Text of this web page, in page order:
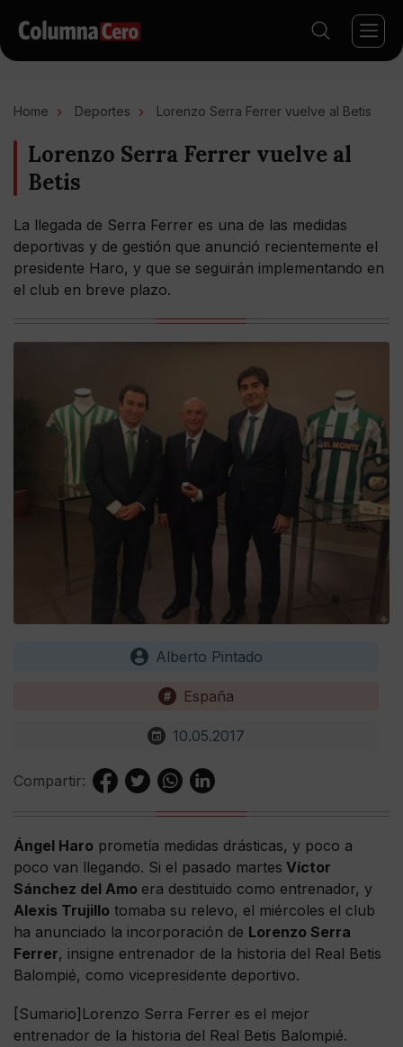
Home Deportes Lorenzo Serra Ferrer vuelve al Betis
Lorenzo Serra Ferrer vuelve al
Betis
La llegada de Serra Ferrer es una de las medidas
deportivas y de gestión que anunció recientemente el
presidente Haro, y que se seguirán implementando en
el club en breve plazo.
Alberto Pintado
España
10.05.2017
Compartir:
Ángel Haro prometía medidas drásticas, y poco a
poco van llegando. Si el pasado martes Víctor
Sánchez del Amo era destituido como entrenador, y
Alexis Trujillo tomaba su relevo, el miércoles el club
ha anunciado la incorporación de Lorenzo Serra
Ferrer, insigne entrenador de la historia del Real Betis
Balompié, como vicepresidente deportivo.
[Sumario]Lorenzo Serra Ferrer es el mejor
entrenador de la historia del Real Betis Balompié.